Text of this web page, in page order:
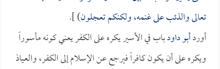
تعالى والذئب على غنمه، ولكنكم تعجلون) ].
أوردأبو داودباب في الأسير يكره على الكفر يعني كونه مأسوراً
ويكره على أن يكون كافراً فيرجع عن الإسلام إلى الكفر، والعياذ